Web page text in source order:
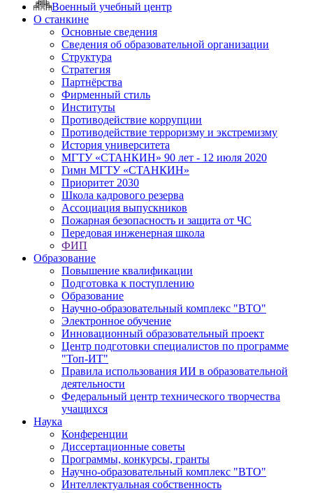
Военный учебный центр
О станкине
Основные сведения
Сведения об образовательной организации
Структура
Стратегия
Партнёрства
Фирменный стиль
Институты
Противодействие коррупции
Противодействие терроризму и экстремизму
История университета
МГТУ «СТАНКИН» 90 лет - 12 июля 2020
Гимн МГТУ «СТАНКИН»
Приоритет 2030
Школа кадрового резерва
Ассоциация выпускников
Пожарная безопасность и защита от ЧС
Передовая инженерная школа
ФИП
Образование
Повышение квалификации
Подготовка к поступлению
Образование
Научно-образовательный комплекс "ВТО"
Электронное обучение
Инновационный образовательный проект
Центр подготовки специалистов по программе
"Топ-ИТ"
Правила использования ИИ в образовательной
деятельности
Федеральный центр технического творчества
учащихся
Наука
Конференции
Диссертационные советы
Программы, конкурсы, гранты
Научно-образовательный комплекс "ВТО"
Интеллектуальная собственность